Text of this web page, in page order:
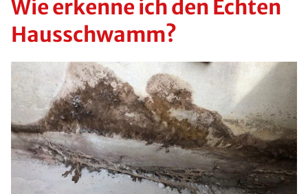
Wie erkenne ich den Echten
Hausschwamm?